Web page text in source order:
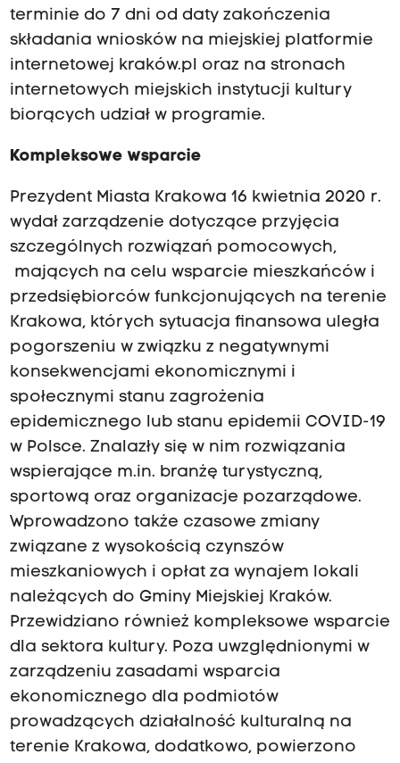
terminie do 7 dni od daty zakończenia
składania wniosków na miejskiej platformie
internetowej kraków.pl oraz na stronach
internetowych miejskich instytucji kultury
biorących udział w programie.
Kompleksowe wsparcie
Prezydent Miasta Krakowa 16 kwietnia 2020 r.
wydał zarządzenie dotyczące przyjęcia
szczególnych rozwiązań pomocowych,
mających na celu wsparcie mieszkańców i
przedsiębiorców funkcjonujących na terenie
Krakowa, których sytuacja finansowa uległa
pogorszeniu w związku z negatywnymi
konsekwencjami ekonomicznymi i
społecznymi stanu zagrożenia
epidemicznego lub stanu epidemii COVID-19
w Polsce. Znalazły się w nim rozwiązania
wspierające m.in. branżę turystyczną,
sportową oraz organizacje pozarządowe.
Wprowadzono także czasowe zmiany
związane z wysokością czynszów
mieszkaniowych i opłat za wynajem lokali
należących do Gminy Miejskiej Kraków.
Przewidziano również kompleksowe wsparcie
dla sektora kultury. Poza uwzględnionymi w
zarządzeniu zasadami wsparcia
ekonomicznego dla podmiotów
prowadzących działalność kulturalną na
terenie Krakowa, dodatkowo, powierzono